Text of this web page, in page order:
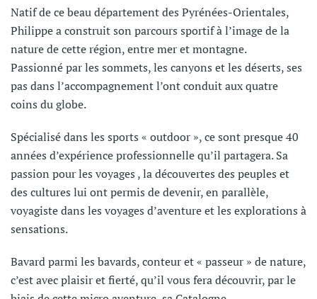
Natif de ce beau département des Pyrénées-Orientales,
Philippe a construit son parcours sportif à l’image de la
nature de cette région, entre mer et montagne.
Passionné par les sommets, les canyons et les déserts, ses
pas dans l’accompagnement l’ont conduit aux quatre
coins du globe.
Spécialisé dans les sports « outdoor », ce sont presque 40
années d’expérience professionnelle qu’il partagera. Sa
passion pour les voyages , la découvertes des peuples et
des cultures lui ont permis de devenir, en parallèle,
voyagiste dans les voyages d’aventure et les explorations à
sensations.
Bavard parmi les bavards, conteur et « passeur » de nature,
c’est avec plaisir et fierté, qu’il vous fera découvrir, par le